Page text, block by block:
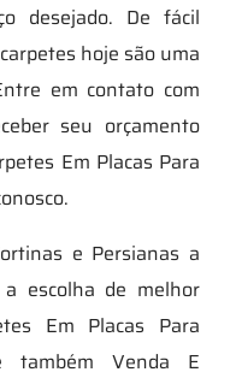
desejado. De fácil
hoje são uma
em contato com
seu orçamento
Em Placas Para
e Persianas a
escolha de melhor
Em Placas Para
também Venda E